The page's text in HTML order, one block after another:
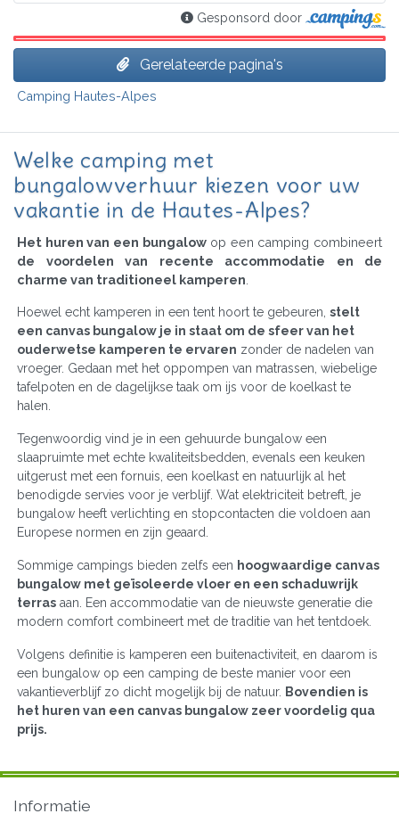
Gesponsord door
Gerelateerde pagina's
Camping Hautes-Alpes
Welke camping met
bungalowverhuur kiezen voor uw
vakantie in de Hautes-Alpes?
Het huren van een bungalowop een camping combineert
de voordelen van recente accommodatie en de
charme van traditioneel kamperen
Hoewel echt kamperen in een tent hoort te gebeuren, stelt
een canvas bungalow je in staat om de sfeer van het
ouderwetse kamperen te ervaren zonder de nadelen van
vroeger. Gedaan met het oppompen van matrassen, wiebelige
tafelpoten en de dagelijkse taak om ijs voor de koelkast te
halen.
Tegenwoordig vind je in een gehuurde bungalow een
slaapruimte met echte kwaliteitsbedden, evenals een keuken
uitgerust met een fornuis, een koelkast en natuurlijk al het
benodigde servies voor je verblijf. Wat elektriciteit betreft, je
bungalow heeft verlichting en stopcontacten die voldoen aan
Europese normen en zijn geaard.
Sommige campings bieden zelfs een hoogwaardige canvas
bungalow met geïsoleerde vloer en een schaduwrijk
terras aan. Een accommodatie van de nieuwste generatie die
modern comfort combineert met de traditie van het tentdoek.
Volgens definitie is kamperen een buitenactiviteit, en daarom is
een bungalow op een camping de beste manier voor een
vakantieverblijf zo dicht mogelijk bij de natuur. Bovendien is
het huren van een canvas bungalow zeer voordelig qua
prijs.
Informatie